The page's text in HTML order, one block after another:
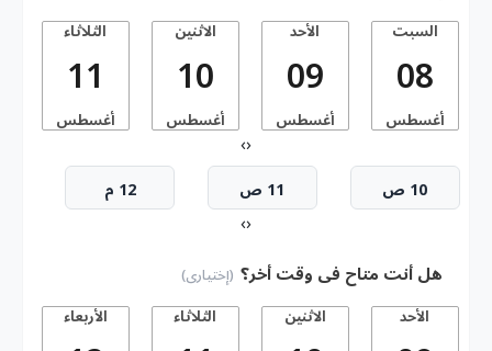
السبت
08
أغسطس
الأحد
09
أغسطس
الاثنين
10
أغسطس
الثلاثاء
11
أغسطس
‹
›
10 ص 11 ص 12 م
‹
›
هل أنت متاح فى وقت أخر؟ (إختيارى)
الأحد الاثنين الثلاثاء الأربعاء